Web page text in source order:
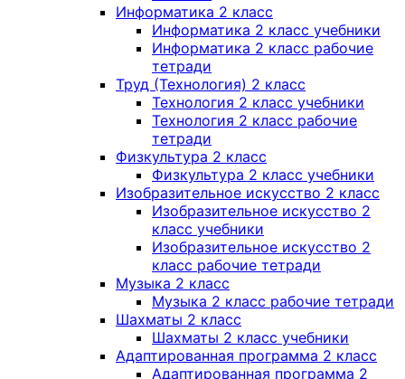
Информатика 2 класс
Информатика 2 класс учебники
Информатика 2 класс рабочие
тетради
Труд (Технология) 2 класс
Технология 2 класс учебники
Технология 2 класс рабочие
тетради
Физкультура 2 класс
Физкультура 2 класс учебники
Изобразительное искусство 2 класс
Изобразительное искусство 2
класс учебники
Изобразительное искусство 2
класс рабочие тетради
Музыка 2 класс
Музыка 2 класс рабочие тетради
Шахматы 2 класс
Шахматы 2 класс учебники
Адаптированная программа 2 класс
Адаптированная программа 2